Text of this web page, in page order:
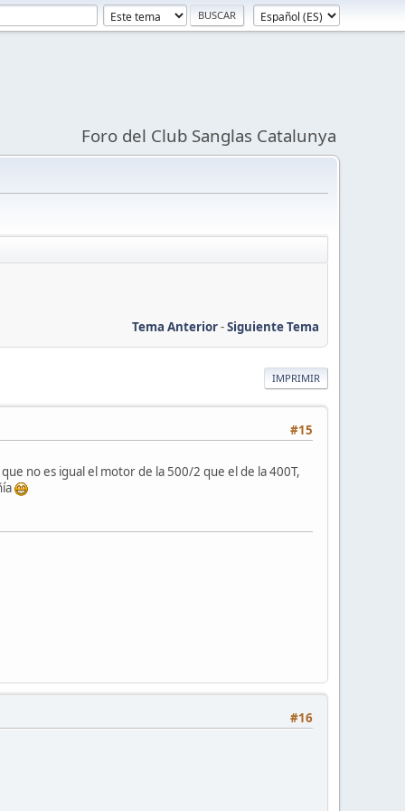
Foro del Club Sanglas Catalunya
Tema Anterior-Siguiente Tema
IMPRIMIR
#15
no es igual el motor de la 500/2 que el de la 400T,
#16